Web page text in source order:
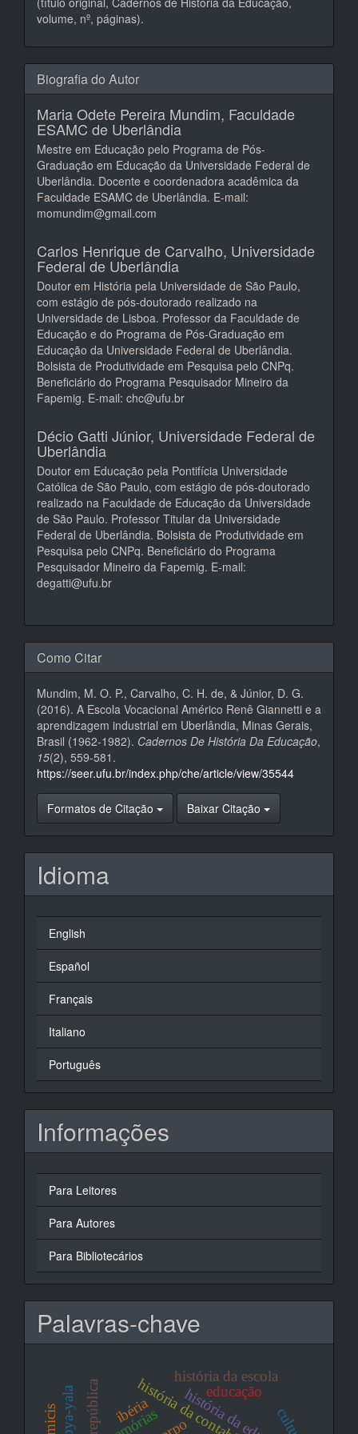
volume, nº, páginas).
Biografia do Autor
Maria Odete Pereira Mundim, Faculdade
ESAMC de Uberlândia
Mestre em Educação pelo Programa de Pós-
Graduação em Educação da Universidade Federal de
Uberlândia. Docente e coordenadora acadêmica da
Faculdade ESAMC de Uberlândia. E-mail:
momundim@gmail.com
Carlos Henrique de Carvalho, Universidade
Federal de Uberlândia
Doutor em História pela Universidade de São Paulo,
com estágio de pós-doutorado realizado na
Universidade de Lisboa. Professor da Faculdade de
Educação e do Programa de Pós-Graduação em
Educação da Universidade Federal de Uberlândia.
Bolsista de Produtividade em Pesquisa pelo CNPq.
Beneficiário do Programa Pesquisador Mineiro da
Fapemig. E-mail: chc@ufu.br
Décio Gatti Júnior, Universidade Federal de
Uberlândia
Doutor em Educação pela Pontifícia Universidade
Católica de São Paulo, com estágio de pós-doutorado
realizado na Faculdade de Educação da Universidade
de São Paulo. Professor Titular da Universidade
Federal de Uberlândia. Bolsista de Produtividade em
Pesquisa pelo CNPq. Beneficiário do Programa
Pesquisador Mineiro da Fapemig. E-mail:
degatti@ufu.br
Como Citar
Mundim, M. O. P., Carvalho, C. H. de, & Júnior, D. G.
(2016). A Escola Vocacional Américo Renê Giannetti e a
aprendizagem industrial em Uberlândia, Minas Gerais,
Brasil (1962-1982). Cadernos De História Da Educação,
15(2), 559-581.
https://seer.ufu.br/index.php/che/article/view/35544
Formatos de Citação Baixar Citação
Idioma
English
Español
Français
Italiano
Português
Informações
Para Leitores
Para Autores
Para Bibliotecários
Palavras-chave
história da escola
educação
república
abya-yala ibéria